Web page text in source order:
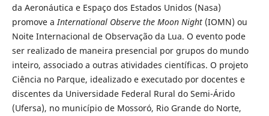
da Aeronáutica e Espaço dos Estados Unidos (Nasa)
promove aInternational Observe the Moon Night (IOMN) ou
Noite Internacional de Observação da Lua. O evento pode
ser realizado de maneira presencial por grupos do mundo
inteiro, associado a outras atividades científicas. O projeto
Ciência no Parque, idealizado e executado por docentes e
discentes da Universidade Federal Rural do Semi-Árido
(Ufersa), no município de Mossoró, Rio Grande do Norte,